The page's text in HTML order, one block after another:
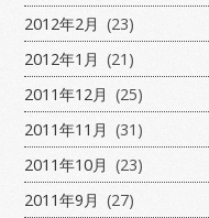
2012年2月 (23)
2012年1月 (21)
2011年12月 (25)
2011年11月 (31)
2011年10月 (23)
2011年9月 (27)